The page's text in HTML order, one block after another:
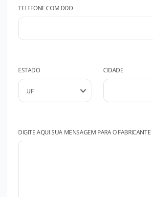
TELEFONE COM DDD
ESTADO CIDADE
DIGITE AQUI SUA MENSAGEM PARA O FABRICANTE